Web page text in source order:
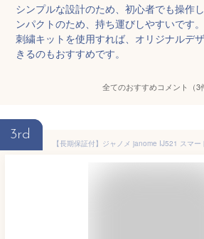
シンプルな設計のため、初心者でも操作
ンパクトのため、持ち運びしやすいです
刺繍キットを使用すれば、オリジナルデ
きるのもおすすめです。
全てのおすすめコメント（3
3rd
【長期保証付】ジャノメ janome IJ521 スマ